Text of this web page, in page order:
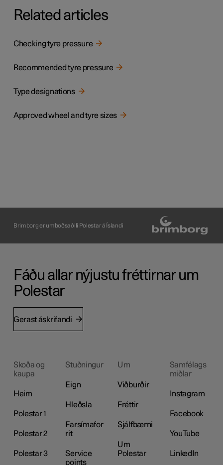
Related articles
Checking tyre pressure
Recommended tyre pressure
Type designations
Approved wheel and tyre sizes
Brimborg er umboðsaðili Polestar á Íslandi
Fáðu allar nýjustu fréttirnar um
Polestar
Gerast áskrifandi
Skoða og
kaupa
Heim
Polestar 1
Polestar 2
Polestar 3
Stuðningur
Eign
Hleðsla
Farsímafor
rit
Service
points
Um
Viðburðir
Fréttir
Sjálfbærni
Um
Polestar
Samfélags
miðlar
Instagram
Facebook
YouTube
LinkedIn